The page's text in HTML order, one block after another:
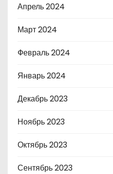
Апрель 2024
Март 2024
Февраль 2024
Январь 2024
Декабрь 2023
Ноябрь 2023
Октябрь 2023
Сентябрь 2023